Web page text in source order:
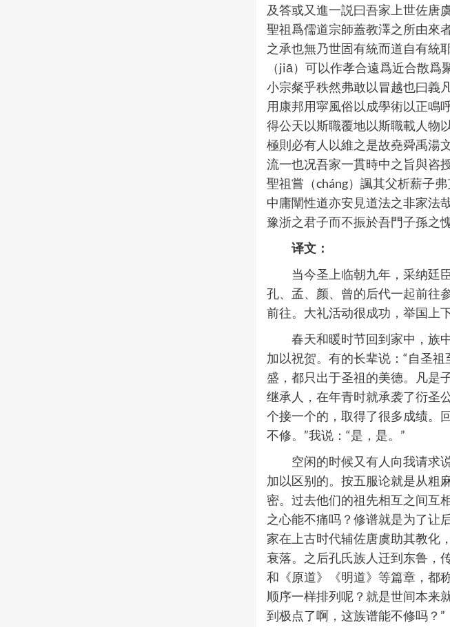
及答或又進一説曰吾家上世佐唐
聖祖爲儒道宗師蓋教澤之所由來
之承也無乃世固有統而道自有統
（jiā）可以作孝合遠爲近合散
小宗粲乎秩然弗敢以冒越也曰義
用康邦用寜風俗以成學術以正鳴
得公天以斯職覆地以斯職載人物
極則必有人以維之是故堯舜禹湯
流一也况吾家一貫時中之旨與咨
聖祖嘗（cháng）諷其父析薪子
中庸闡性道亦安見道法之非家法
豫浙之君子而不振於吾門子孫之
译文：
当今圣上临朝九年，采纳廷
孔、孟、颜、曾的后代一起前往
前往。大礼活动很成功，举国上
春天和暖时节回到家中，族
加以祝贺。有的长辈说：“自圣
盛，都只出于圣祖的美德。凡是
继承人，在年青时就承袭了衍圣
个接一个的，取得了很多成绩。
不修。”我说：“是，是。”
空闲的时候又有人向我请求
加以区别的。按五服论就是从粗
密。过去他们的祖先相互之间互
之心能不痛吗？修谱就是为了让
家在上古时代辅佐唐虞助其教化
衰落。之后孔氏族人迁到东鲁，
和《原道》《明道》等篇章，都
顺序一样排列呢？就是世间本来
到极点了啊，这族谱能不修吗？”